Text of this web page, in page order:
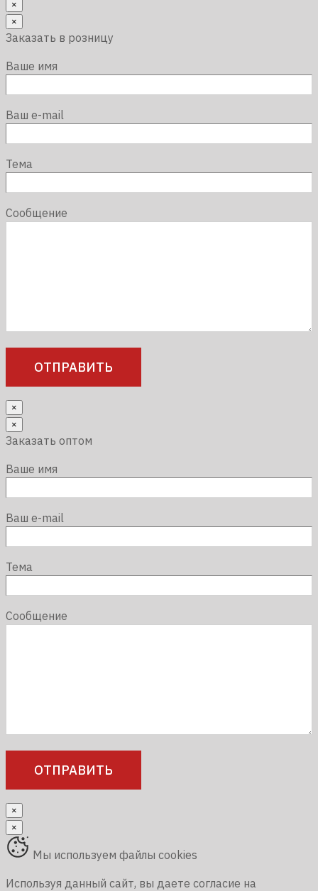
×
×
Заказать в розницу
Ваше имя
Ваш e-mail
Тема
Сообщение
×
×
Заказать оптом
Ваше имя
Ваш e-mail
Тема
Сообщение
×
×
Мы используем файлы cookies
Используя данный сайт, вы даете согласие на